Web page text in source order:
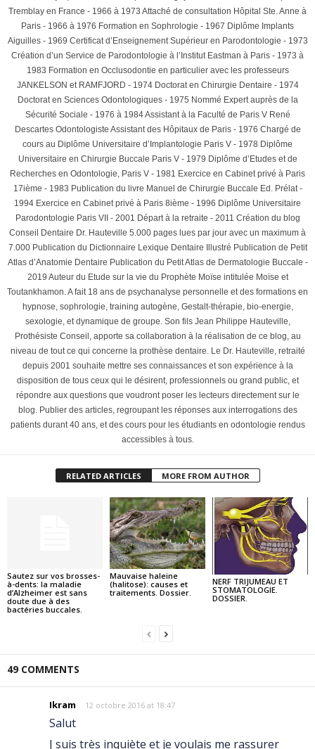
Tremblay en France - 1966 à 1973 Attaché de consultation Hôpital Ste. Anne à
Paris - 1966 à 1976 Formation en Sophrologie - 1967 Diplôme Implants
Aiguilles - 1969 Certificat d’Enseignement Supérieur en Parodontologie - 1973
Création d’un Service de Parodontologie à l’Institut Eastman à Paris - 1973 à
1983 Formation en Occlusodontie en particulier avec les professeurs
JANKELSON et RAMFJORD - 1974 Doctorat en Chirurgie Dentaire - 1974
Doctorat en Sciences Odontologiques - 1975 Nommé Expert auprès de la
Sécurité Sociale - 1976 à 1984 Assistant à la Faculté de Paris V René
Descartes Odontologiste Assistant des Hôpitaux de Paris - 1976 Chargé de
cours au Diplôme Universitaire d’Implantologie Paris V - 1978 Diplôme
Universitaire en Chirurgie Buccale Paris V - 1979 Diplôme d’Etudes et de
Recherches en Odontologie, Paris V - 1981 Exercice en Cabinet privé à Paris
17ième - 1983 Publication du livre Manuel de Chirurgie Buccale Ed. Prélat -
1994 Exercice en Cabinet privé à Paris 8ième - 1996 Diplôme Universitaire
Parodontologie Paris VII - 2001 Départ à la retraite - 2011 Création du blog
Conseil Dentaire Dr. Hauteville 5.000 pages lues par jour avec un maximum à
7.000 Publication du Dictionnaire Lexique Dentaire Illustré Publication de Petit
Atlas d’Anatomie Dentaire Publication du Petit Atlas de Dermatologie Buccale -
2019 Auteur du Etude sur la vie du Prophète Moïse intitulée Moïse et
Toutankhamon. A fait 18 ans de psychanalyse personnelle et des formations en
hypnose, sophrologie, training autogène, Gestalt-thérapie, bio-energie,
sexologie, et dynamique de groupe. Son fils Jean Philippe Hauteville,
Prothésiste Conseil, apporte sa collaboration à la réalisation de ce blog, au
niveau de tout ce qui concerne la prothèse dentaire. Le Dr. Hauteville, retraité
depuis 2001 souhaite mettre ses connaissances et son expérience à la
disposition de tous ceux qui le désirent, professionnels ou grand public, et
répondre aux questions que voudront poser les lecteurs directement sur le
blog. Publier des articles, regroupant les réponses aux interrogations des
patients durant 40 ans, et des cours pour les étudiants en odontologie rendus
accessibles à tous.
RELATED ARTICLES MORE FROM AUTHOR
Sautez sur vos brosses-
à-dents: la maladie
d’Alzheimer est sans
doute due à des
bactéries buccales.
Mauvaise haleine
(halitose): causes et
traitements. Dossier.
NERF TRIJUMEAU ET
STOMATOLOGIE.
DOSSIER.
49 COMMENTS
Ikram 12 octobre 2016 at 18:47
Salut
J suis très inquiète et je voulais me rassurer